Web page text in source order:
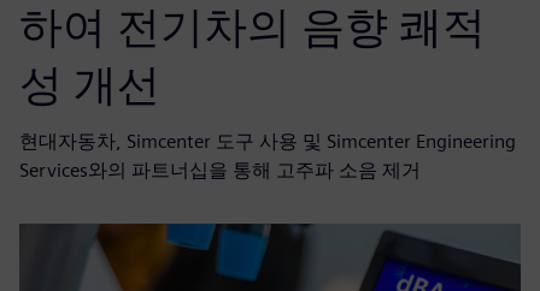
하여 전기차의 음향 쾌적
성 개선
현대자동차, Simcenter 도구 사용 및 Simcenter Engineering
Services와의 파트너십을 통해 고주파 소음 제거